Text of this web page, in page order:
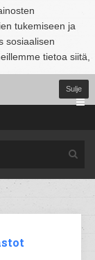
tukemiseen ja
sosiaalisen
tietoa siitä,
Sulje